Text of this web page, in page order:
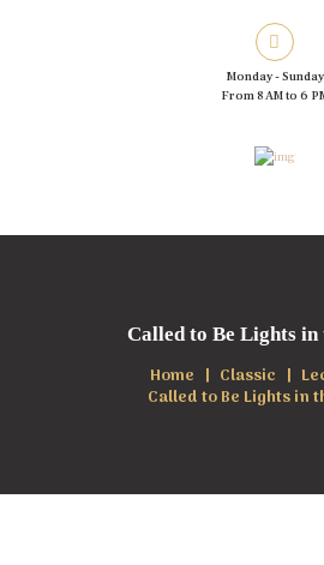
Monday - Sunday
From 8 AM to 6
Called to Be Lights
Home Classic
Called to Be Lights in